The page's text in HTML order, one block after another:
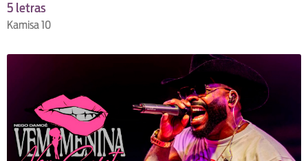
5 letras
Kamisa 10